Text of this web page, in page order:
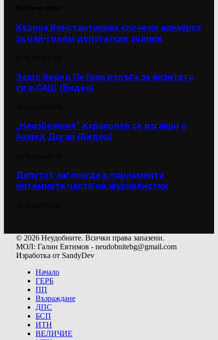
Калина Константинова спечели конкурса
за най-голям депутатски задник
Защо Кирил Петков излъга за визитата
си в САЩ (Видео)
„Неизбежния“ Караколев се изгаври с
Ахмед Доган (Видео)
Депутат заглежда в парламента
интимните части на журналистки
© 2026 Неудобните. Всички права запазени.
МОЛ: Галин Евтимов - neudobnitebg@gmail.com
Изработка от SandyDev
Начало
ГЕРБ
ПП
Възраждане
ДПС
БСП
ИТН
ВЕЛИЧИЕ